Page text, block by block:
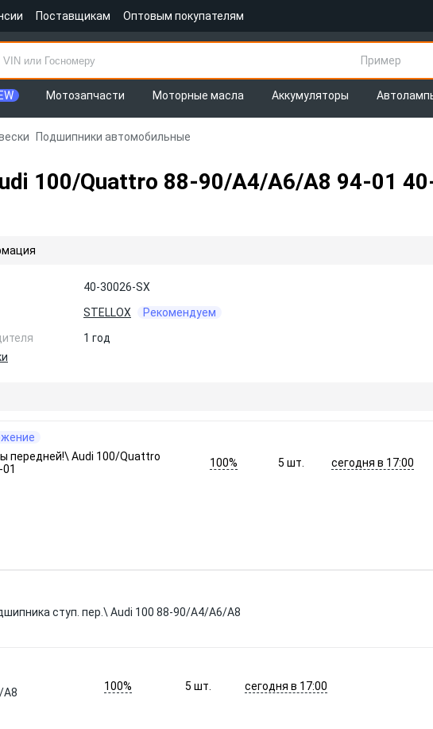
Поставщикам Оптовым покупателям
Пример
Мотозапчасти Моторные масла Аккумуляторы
Подшипники автомобильные
100/Quattro 88-90/A4/A6/A8 94-01
40-30026-SX
STELLOX
Рекомендуем
1 год
передней!\ Audi 100/Quattro
100% 5шт. сегодня в 17:00
ступ. пер.\ Audi 100 88-90/A4/A6/A8
A8
100% 5шт. сегодня в 17:00